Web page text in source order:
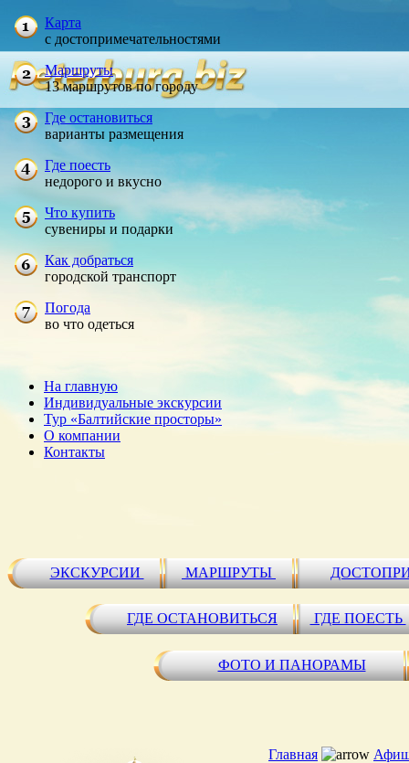
Карта
с достопримечательностями
Маршруты
13 маршрутов по городу
Где остановиться
варианты размещения
Где поесть
недорого и вкусно
Что купить
сувениры и подарки
Как добраться
городской транспорт
Погода
во что одеться
На главную
Индивидуальные экскурсии
Тур «Балтийские просторы»
О компании
Контакты
ЭКСКУРСИИ МАРШРУТЫ
ГДЕ ОСТАНОВИТЬСЯ ГДЕ ПОЕСТЬ
ФОТО И ПАНОРАМЫ
Главная